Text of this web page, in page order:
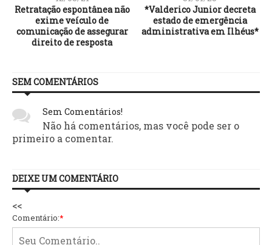
Retratação espontânea não
exime veículo de
comunicação de assegurar
direito de resposta
*Valderico Junior decreta
estado de emergência
administrativa em Ilhéus*
SEM COMENTÁRIOS
Sem Comentários!
Não há comentários, mas você pode ser o
primeiro a comentar.
DEIXE UM COMENTÁRIO
<<
Comentário:*